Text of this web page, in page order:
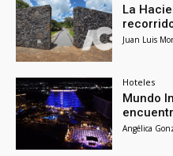
La
Juan Luis
Hoteles
Mundo
Angélica